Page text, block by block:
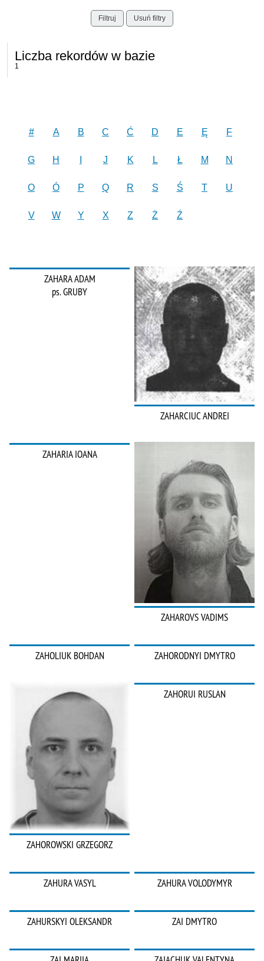
Filtruj Usuń filtry
Liczba rekordów w bazie
1
# A B C Ć D E Ę F
G H J K L Ł M N
O Ó P Q R S Ś T U
V W Y X Z Ż Ź
ZAHARA ADAM
ps. GRUBY
ZAHARCIUC ANDREI
ZAHARIA IOANA
ZAHAROVS VADIMS
ZAHOLIUK BOHDAN ZAHORODNYI DMYTRO
ZAHOROWSKI GRZEGORZ
ZAHORUI RUSLAN
ZAHURA VASYL ZAHURA VOLODYMYR
ZAHURSKYI OLEKSANDR ZAI DMYTRO